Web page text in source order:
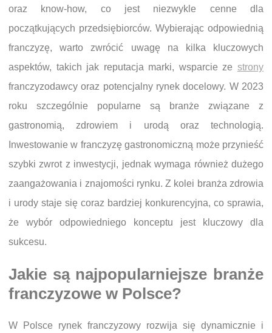
oraz know-how, co jest niezwykle cenne dla
początkujących przedsiębiorców. Wybierając odpowiednią
franczyzę, warto zwrócić uwagę na kilka kluczowych
aspektów, takich jak reputacja marki, wsparcie ze strony
franczyzodawcy oraz potencjalny rynek docelowy. W 2023
roku szczególnie popularne są branże związane z
gastronomią, zdrowiem i urodą oraz technologią.
Inwestowanie w franczyzę gastronomiczną może przynieść
szybki zwrot z inwestycji, jednak wymaga również dużego
zaangażowania i znajomości rynku. Z kolei branża zdrowia
i urody staje się coraz bardziej konkurencyjna, co sprawia,
że wybór odpowiedniego konceptu jest kluczowy dla
sukcesu.
Jakie są najpopularniejsze branże
franczyzowe w Polsce?
W Polsce rynek franczyzowy rozwija się dynamicznie i